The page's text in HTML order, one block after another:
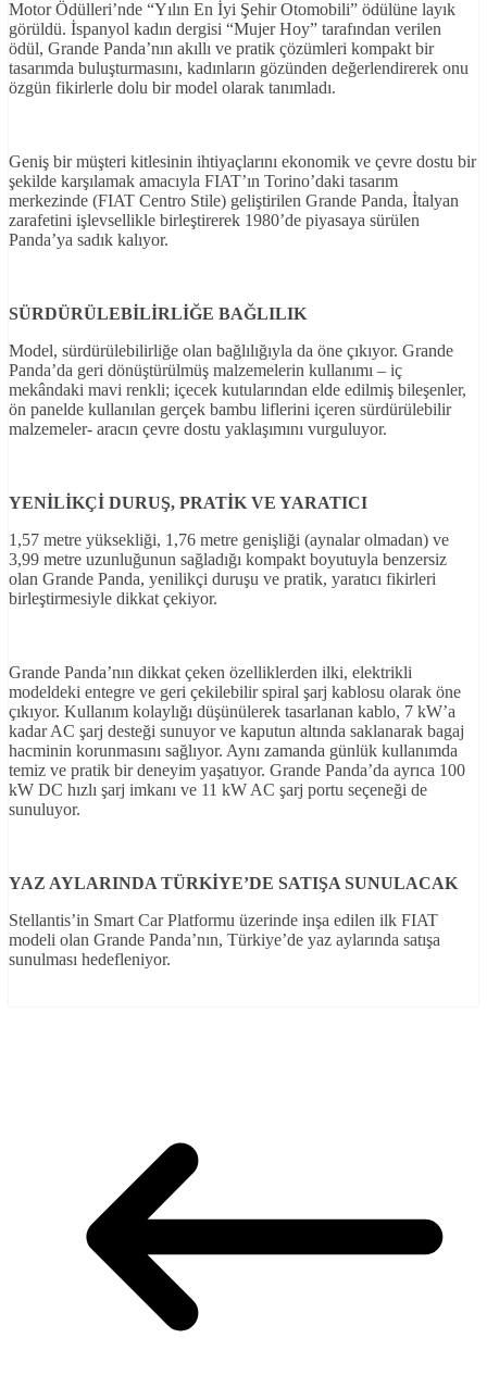
Motor Ödülleri’nde “Yılın En İyi Şehir Otomobili” ödülüne layık
görüldü. İspanyol kadın dergisi “Mujer Hoy” tarafından verilen
ödül, Grande Panda’nın akıllı ve pratik çözümleri kompakt bir
tasarımda buluşturmasını, kadınların gözünden değerlendirerek onu
özgün fikirlerle dolu bir model olarak tanımladı.
Geniş bir müşteri kitlesinin ihtiyaçlarını ekonomik ve çevre dostu bir
şekilde karşılamak amacıyla FIAT’ın Torino’daki tasarım
merkezinde (FIAT Centro Stile) geliştirilen Grande Panda, İtalyan
zarafetini işlevsellikle birleştirerek 1980’de piyasaya sürülen
Panda’ya sadık kalıyor.
SÜRDÜRÜLEBİLİRLİĞE BAĞLILIK
Model, sürdürülebilirliğe olan bağlılığıyla da öne çıkıyor. Grande
Panda’da geri dönüştürülmüş malzemelerin kullanımı – iç
mekândaki mavi renkli; içecek kutularından elde edilmiş bileşenler,
ön panelde kullanılan gerçek bambu liflerini içeren sürdürülebilir
malzemeler- aracın çevre dostu yaklaşımını vurguluyor.
YENİLİKÇİ DURUŞ, PRATİK VE YARATICI
1,57 metre yüksekliği, 1,76 metre genişliği (aynalar olmadan) ve
3,99 metre uzunluğunun sağladığı kompakt boyutuyla benzersiz
olan Grande Panda, yenilikçi duruşu ve pratik, yaratıcı fikirleri
birleştirmesiyle dikkat çekiyor.
Grande Panda’nın dikkat çeken özelliklerden ilki, elektrikli
modeldeki entegre ve geri çekilebilir spiral şarj kablosu olarak öne
çıkıyor. Kullanım kolaylığı düşünülerek tasarlanan kablo, 7 kW’a
kadar AC şarj desteği sunuyor ve kaputun altında saklanarak bagaj
hacminin korunmasını sağlıyor. Aynı zamanda günlük kullanımda
temiz ve pratik bir deneyim yaşatıyor. Grande Panda’da ayrıca 100
kW DC hızlı şarj imkanı ve 11 kW AC şarj portu seçeneği de
sunuluyor.
YAZ AYLARINDA TÜRKİYE’DE SATIŞA SUNULACAK
Stellantis’in Smart Car Platformu üzerinde inşa edilen ilk FIAT
modeli olan Grande Panda’nın, Türkiye’de yaz aylarında satışa
sunulması hedefleniyor.